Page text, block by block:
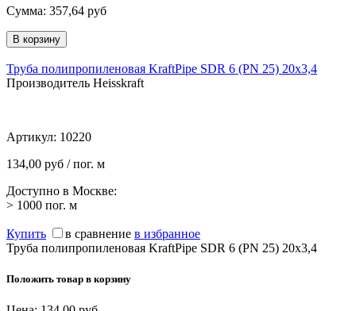
Сумма: 357,64 руб
Труба полипропиленовая KraftPipe SDR 6 (PN 25) 20x3,4
Производитель Heisskraft
Артикул: 10220
134,00 руб / пог. м
Доступно в Москве:
> 1000 пог. м
Купить в сравнение в избранное
Труба полипропиленовая KraftPipe SDR 6 (PN 25) 20x3,4
Положить товар в корзину